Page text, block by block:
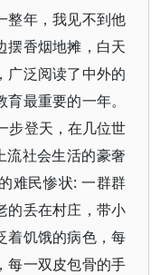
整年，我见不到他
摆香烟地摊，白天
广泛阅读了中外的
最重要的一年。
步登天，在几位世
流社会生活的豪奢
难民惨状: 一群群
的丢在村庄，带小
着饥饿的病色，每
每一双皮包骨的手